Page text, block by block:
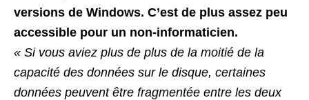
versions de Windows. C’est de plus assez peu
accessible pour un non-informaticien.
« Si vous aviez plus de plus de la moitié de la
capacité des données sur le disque, certaines
données peuvent être fragmentée entre les deux